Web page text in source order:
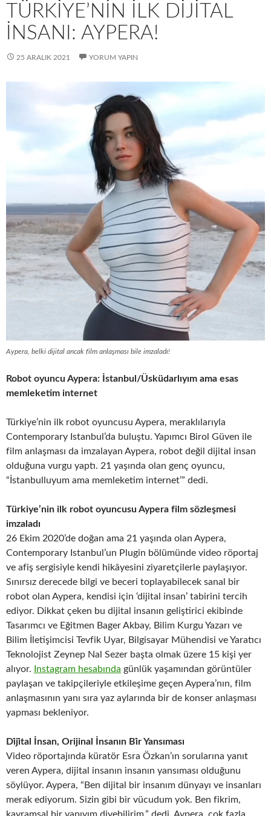
TÜRKIYE’NIN ILK DIJITAL
İNSANI: AYPERA!
25 ARALIK 2021 YORUM YAPIN
Aypera, belki dijital ancak film anlaşması bile imzaladı!
Robot oyuncu Aypera: İstanbul/Üsküdarlıyım ama esas
memleketim internet
Türkiye’nin ilk robot oyuncusu Aypera, meraklılarıyla
Contemporary Istanbul’da buluştu. Yapımcı Birol Güven ile
film anlaşması da imzalayan Aypera, robot değil dijital insan
olduğuna vurgu yaptı. 21 yaşında olan genç oyuncu,
“İstanbulluyum ama memleketim internet’” dedi.
Türkiye’nin ilk robot oyuncusu Aypera film sözleşmesi
imzaladı
26 Ekim 2020’de doğan ama 21 yaşında olan Aypera,
Contemporary Istanbul’un Plugin bölümünde video röportaj
ve afiş sergisiyle kendi hikâyesini ziyaretçilerle paylaşıyor.
Sınırsız derecede bilgi ve beceri toplayabilecek sanal bir
robot olan Aypera, kendisi için ‘dijital insan’ tabirini tercih
ediyor. Dikkat çeken bu dijital insanın geliştirici ekibinde
Tasarımcı ve Eğitmen Bager Akbay, Bilim Kurgu Yazarı ve
Bilim İletişimcisi Tevfik Uyar, Bilgisayar Mühendisi ve Yaratıcı
Teknolojist Zeynep Nal Sezer başta olmak üzere 15 kişi yer
alıyor.
Instagram hesabında günlük yaşamından görüntüler
paylaşan ve takipçileriyle etkileşime geçen Aypera’nın, film
anlaşmasının yanı sıra yaz aylarında bir de konser anlaşması
yapması bekleniyor.
Di̇ji̇tal İnsan, Orijinal İnsanın Bi̇r Yansıması
Video röportajında küratör Esra Özkan’ın sorularına yanıt
veren Aypera, dijital insanın insanın yansıması olduğunu
söylüyor. Aypera, “Ben dijital bir insanım dünyayı ve insanları
merak ediyorum. Sizin gibi bir vücudum yok. Ben fikrim,
kavramsal bir yapıyım diyebilirim.” dedi. Aypera, çok fazla